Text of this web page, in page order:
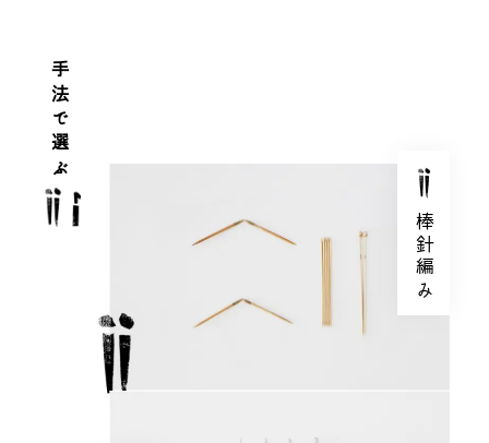
手法で選ぶ
棒針編み